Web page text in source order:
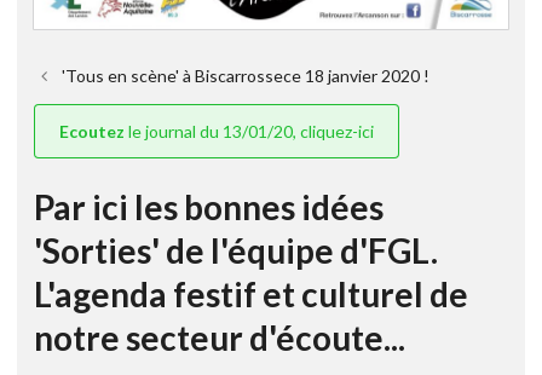
'Tous en scène' à Biscarrossece 18 janvier 2020 !
Ecoutez le journal du 13/01/20, cliquez-ici
Par ici les bonnes idées
'Sorties' de l'équipe d'FGL.
L'agenda festif et culturel de
notre secteur d'écoute...